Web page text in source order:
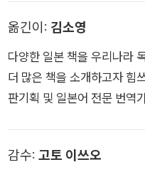
옮긴이: 김소영
다양한 일본 책을 우리나라
더 많은 책을 소개하고자 힘
판기획 및 일본어 전문 번역
기적의 단위 계산》《암산천
감수: 고토 이쓰오